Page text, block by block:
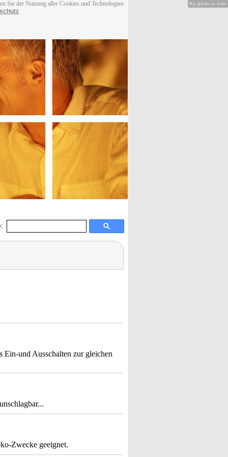
Sie der Nutzung aller Cookies und Technologien
Ein-und Ausschalten zur gleichen
Zwecke geeignet.
Hy-phen-a-tion